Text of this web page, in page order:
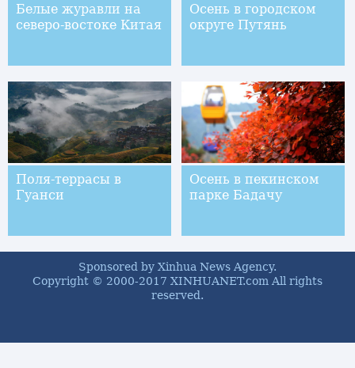
Белые журавли на
северо-востоке Китая
Осень в городском
округе Путянь
Поля-террасы в
Гуанси
Осень в пекинском
парке Бадачу
Sponsored by Xinhua News Agency.
Copyright © 2000-2017 XINHUANET.com All rights
reserved.